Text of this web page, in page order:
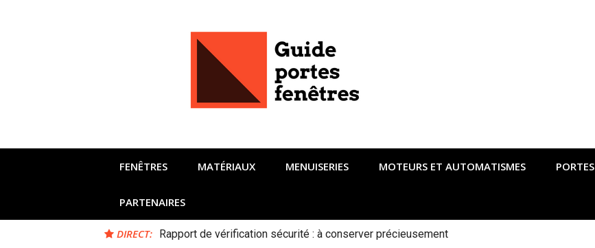
FENÊTRES MATÉRIAUX MENUISERIES MOTEURS ET AUTOMATISMES PORTES
PARTENAIRES
DIRECT: Rapport de vérification sécurité : à conserver précieusement